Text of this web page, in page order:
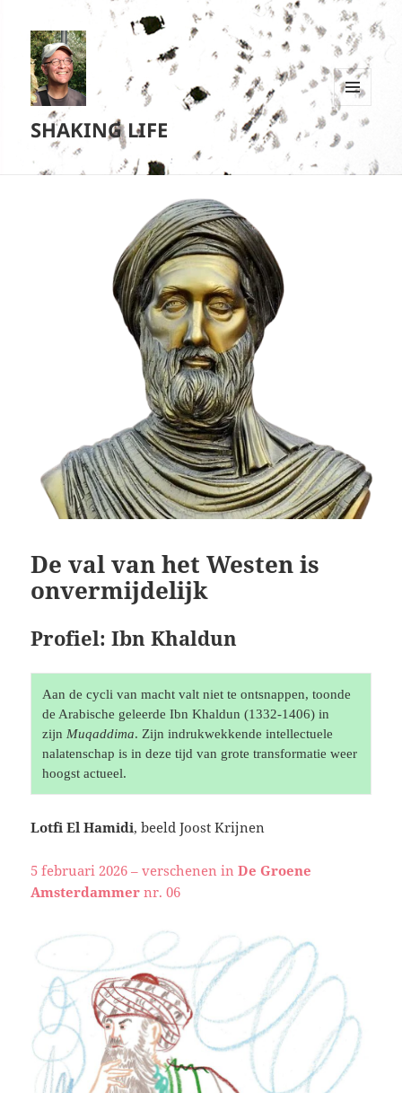
SHAKING LIFE
MENU
WIDGETS
De val van het Westen is
onvermijdelijk
Profiel: Ibn Khaldun
Aan de cycli van macht valt niet te ontsnappen, toonde
de Arabische geleerde Ibn Khaldun (1332-1406) in
zijn Muqaddima. Zijn indrukwekkende intellectuele
nalatenschap is in deze tijd van grote transformatie weer
hoogst actueel.
Lotfi El Hamidi, beeld Joost Krijnen
5 februari 2026 – verschenen inDe Groene
Amsterdammer nr. 06